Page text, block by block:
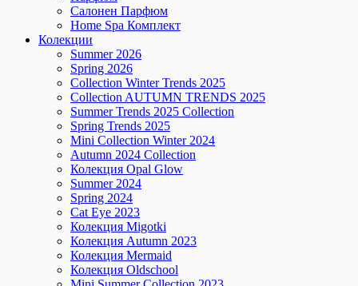
Салонен Парфюм
Home Spa Комплект
Колекции
Summer 2026
Spring 2026
Collection Winter Trends 2025
Collection AUTUMN TRENDS 2025
Summer Trends 2025 Collection
Spring Trends 2025
Mini Collection Winter 2024
Autumn 2024 Collection
Колекция Opal Glow
Summer 2024
Spring 2024
Cat Eye 2023
Колекция Migotki
Колекция Autumn 2023
Колекция Mermaid
Колекция Oldschool